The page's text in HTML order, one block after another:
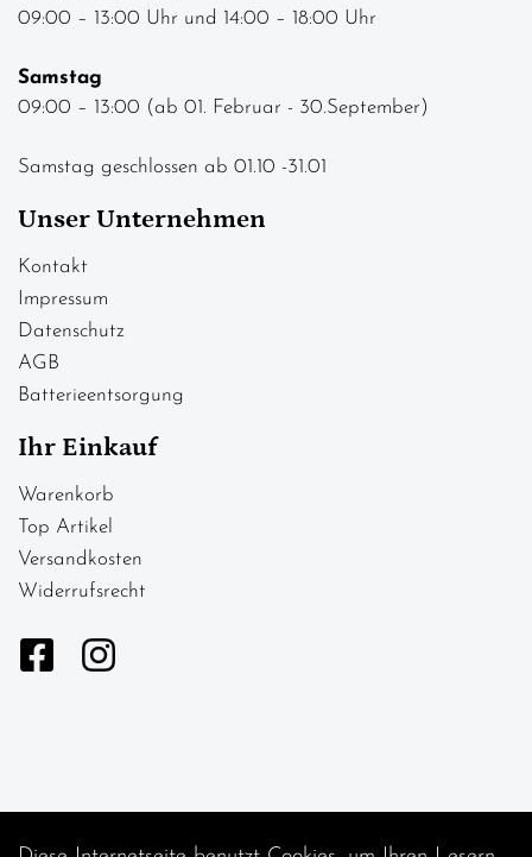
09:00 – 13:00 Uhr und 14:00 – 18:00 Uhr
Samstag
09:00 – 13:00 (ab 01. Februar - 30.September)
Samstag geschlossen ab 01.10 -31.01
Unser Unternehmen
Kontakt
Impressum
Datenschutz
AGB
Batterieentsorgung
Ihr Einkauf
Warenkorb
Top Artikel
Versandkosten
Widerrufsrecht